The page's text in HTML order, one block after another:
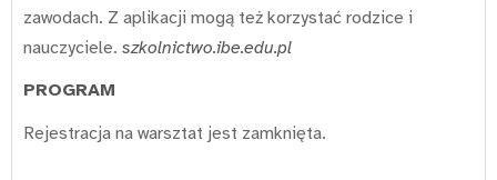
zawodach. Z aplikacji mogą też korzystać rodzice i
nauczyciele. szkolnictwo.ibe.edu.pl
PROGRAM
Rejestracja na warsztat jest zamknięta.